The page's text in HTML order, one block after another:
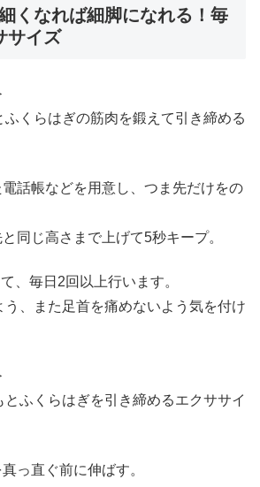
くなれば細脚になれる！毎
サイズ
くらはぎの筋肉を鍛えて引き締める
話帳などを用意し、つま先だけをの
同じ高さまで上げて5秒キープ。
、毎日2回以上行います。
う、また足首を痛めないよう気を付け
とふくらはぎを引き締めるエクササイ
っ直ぐ前に伸ばす。